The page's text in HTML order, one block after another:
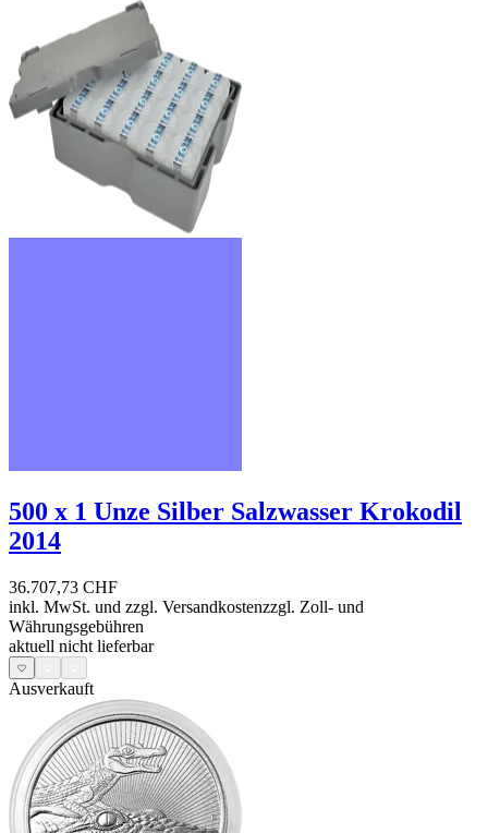
500 x 1 Unze Silber Salzwasser Krokodil
2014
36.707,73 CHF
inkl. MwSt. und zzgl. Versandkostenzzgl. Zoll- und
Währungsgebühren
aktuell nicht lieferbar
Ausverkauft